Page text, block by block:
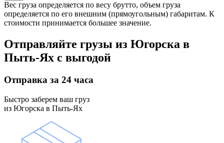
Вес груза определяется по весу брутто, объем груза
определяется по его внешним (прямоугольным) габаритам. К
стоимости принимается большее значение.
Отправляйте грузы из Югорска в
Пыть-Ях с выгодой
Отправка за 24 часа
Быстро заберем ваш груз
из Югорска в Пыть-Ях